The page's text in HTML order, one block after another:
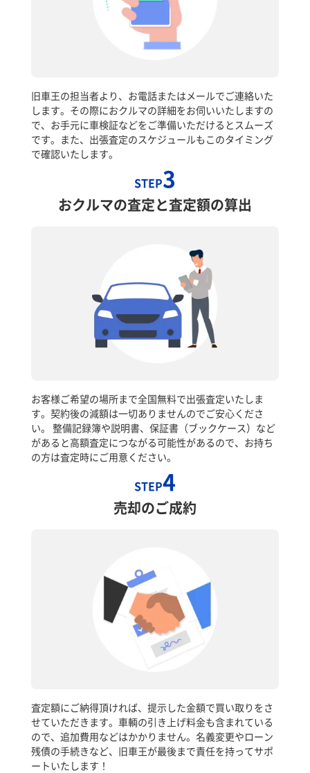
旧車王の担当者より、お電話またはメールでご連絡いた
します。その際におクルマの詳細をお伺いいたしますの
で、お手元に車検証などをご準備いただけるとスムーズ
です。また、出張査定のスケジュールもこのタイミング
で確認いたします。
STEP3
おクルマの査定と査定額の算出
お客様ご希望の場所まで全国無料で出張査定いたしま
す。契約後の減額は一切ありませんのでご安心くださ
い。 整備記録簿や説明書、保証書（ブックケース）など
があると高額査定につながる可能性があるので、お持ち
の方は査定時にご用意ください。
STEP4
売却のご成約
査定額にご納得頂ければ、提示した金額で買い取りをさ
せていただきます。車輌の引き上げ料金も含まれている
ので、追加費用などはかかりません。名義変更やローン
残債の手続きなど、旧車王が最後まで責任を持ってサポ
ートいたします！